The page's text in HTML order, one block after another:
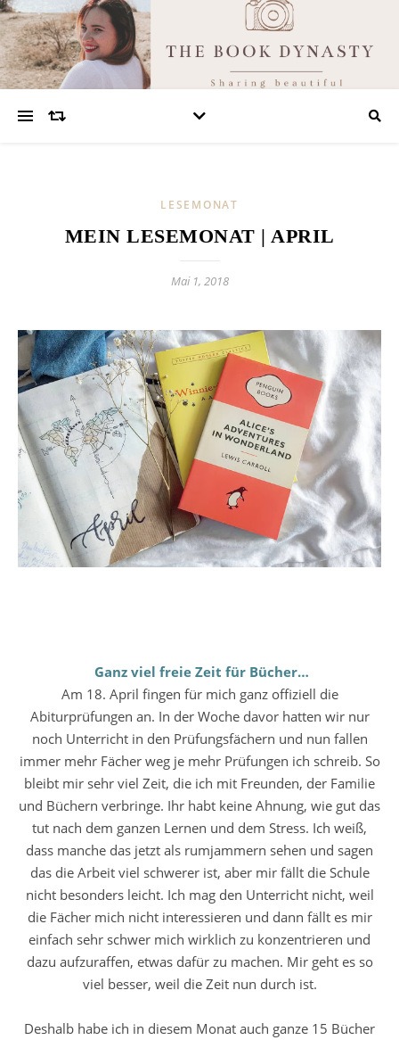
LESEMONAT
MEIN LESEMONAT | APRIL
Mai 1, 2018
Ganz viel freie Zeit für Bücher…
Am 18. April fingen für mich ganz offiziell die
Abiturprüfungen an. In der Woche davor hatten wir nur
noch Unterricht in den Prüfungsfächern und nun fallen
immer mehr Fächer weg je mehr Prüfungen ich schreib. So
bleibt mir sehr viel Zeit, die ich mit Freunden, der Familie
und Büchern verbringe. Ihr habt keine Ahnung, wie gut das
tut nach dem ganzen Lernen und dem Stress. Ich weiß,
dass manche das jetzt als rumjammern sehen und sagen
das die Arbeit viel schwerer ist, aber mir fällt die Schule
nicht besonders leicht. Ich mag den Unterricht nicht, weil
die Fächer mich nicht interessieren und dann fällt es mir
einfach sehr schwer mich wirklich zu konzentrieren und
dazu aufzuraffen, etwas dafür zu machen. Mir geht es so
viel besser, weil die Zeit nun durch ist.
Deshalb habe ich in diesem Monat auch ganze 15 Bücher